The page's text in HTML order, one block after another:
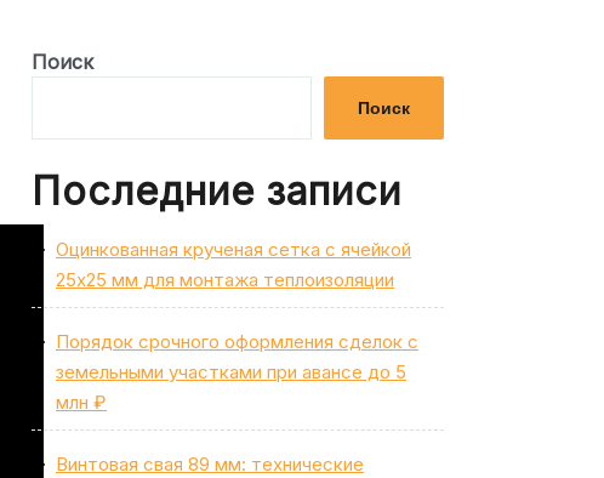
Поиск
Поиск
Последние записи
Оцинкованная крученая сетка с ячейкой
25х25 мм для монтажа теплоизоляции
Порядок срочного оформления сделок с
земельными участками при авансе до 5
млн ₽
Винтовая свая 89 мм: технические